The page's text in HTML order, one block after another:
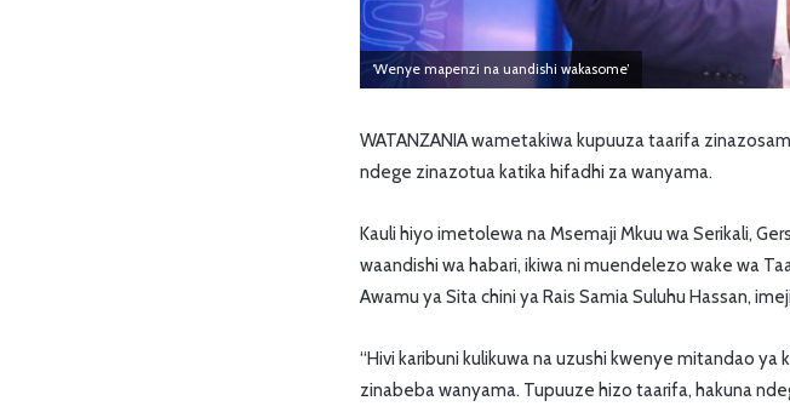
‘Wenye mapenzi na uandishi wakasome’
WATANZANIA wametakiwa kupuuza taarifa
ndege zinazotua katika hifadhi za wanyama.
Kauli hiyo imetolewa na Msemaji Mkuu wa Serikali,
waandishi wa habari, ikiwa ni muendelezo wake wa
Awamu ya Sita chini ya Rais Samia Suluhu Hassan,
“Hivi karibuni kulikuwa na uzushi kwenye mitandao
zinabeba wanyama. Tupuuze hizo taarifa, hakuna